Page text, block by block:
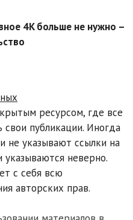
4K больше не нужно –
ресурсом, где все
свои публикации. Иногда
не указывают ссылки на
указываются неверно.
с себя всю
авторских прав.